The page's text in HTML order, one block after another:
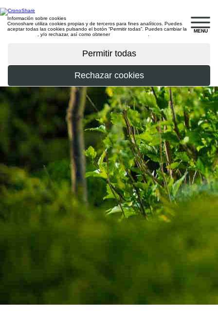
MENU
Información sobre cookies
Cronoshare utiliza cookies propias y de terceros para fines analíticos. Puedes
aceptar todas las cookies pulsando el botón “Permitir todas”. Puedes cambiar la
, y/o rechazar, así como obtener